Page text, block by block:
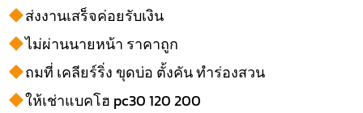
ส่งงานเสร็จค่อยรับเงิน
ไม่ผ่านนายหน้า ราคาถูก
ถมที่ เคลียร์ริ่ง ขุดบ่อ ตั้งคัน ทำร่องสวน
ให้เช่าแบคโฮ pc30 120 200